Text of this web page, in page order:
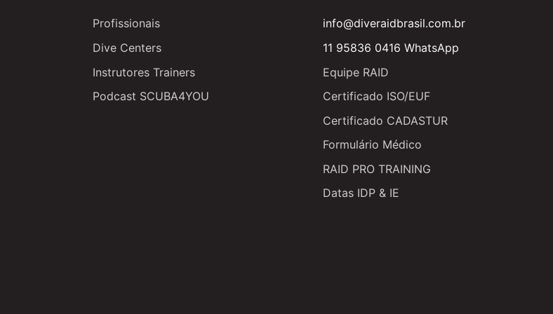
Profissionais
Dive Centers
Instrutores Trainers
Podcast SCUBA4YOU
info@diveraidbrasil.com.br
11 95836 0416 WhatsApp
Equipe RAID
Certificado ISO/EUF
Certificado CADASTUR
Formulário Médico
RAID PRO TRAINING
Datas IDP & IE